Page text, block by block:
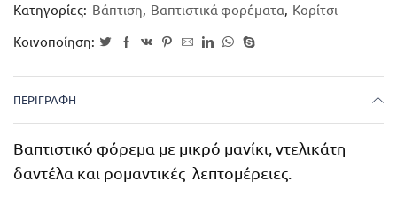
Κατηγορίες: Βάπτιση, Βαπτιστικά φορέματα, Κορίτσι
Κοινοποίηση:
ΠΕΡΙΓΡΑΦΉ
Βαπτιστικό φόρεμα με μικρό μανίκι, ντελικάτη
δαντέλα και ρομαντικές λεπτομέρειες.